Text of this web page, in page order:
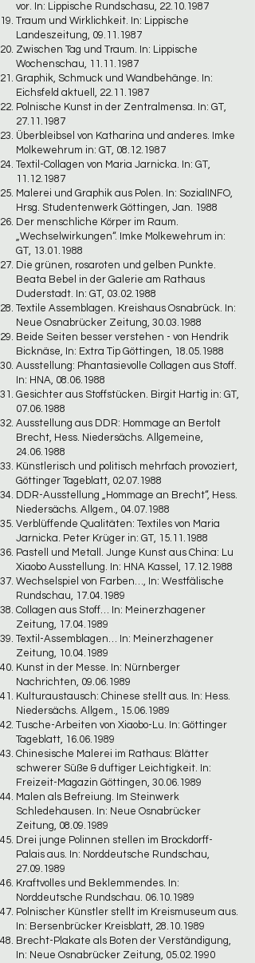
vor. In: Lippische Rundschasu, 22.10.1987
Traum und Wirklichkeit. In: Lippische
Landeszeitung, 09.11.1987
Zwischen Tag und Traum. In: Lippische
Wochenschau, 11.11.1987
Graphik, Schmuck und Wandbehänge. In:
Eichsfeld aktuell, 22.11.1987
Polnische Kunst in der Zentralmensa. In: GT,
27.11.1987
Überbleibsel von Katharina und anderes. Imke
Molkewehrum in: GT, 08.12.1987
Textil-Collagen von Maria Jarnicka. In: GT,
11.12.1987
Malerei und Graphik aus Polen. In: SozialINFO,
Hrsg. Studentenwerk Göttingen, Jan. 1988
Der menschliche Körper im Raum.
„Wechselwirkungen“. Imke Molkewehrum in:
GT, 13.01.1988
Die grünen, rosaroten und gelben Punkte.
Beata Bebel in der Galerie am Rathaus
Duderstadt. In: GT, 03.02.1988
Textile Assemblagen. Kreishaus Osnabrück. In:
Neue Osnabrücker Zeitung, 30.03.1988
Beide Seiten besser verstehen - von Hendrik
Bicknäse, In: Extra Tip Göttingen, 18.05.1988
Ausstellung: Phantasievolle Collagen aus Stoff.
In: HNA, 08.06.1988
Gesichter aus Stoffstücken. Birgit Hartig in: GT,
07.06.1988
Ausstellung aus DDR: Hommage an Bertolt
Brecht, Hess. Niedersächs. Allgemeine,
24.06.1988
Künstlerisch und politisch mehrfach provoziert,
Göttinger Tageblatt, 02.07.1988
DDR-Ausstellung „Hommage an Brecht“, Hess.
Niedersächs. Allgem., 04.07.1988
Verblüffende Qualitäten: Textiles von Maria
Jarnicka. Peter Krüger in: GT, 15.11.1988
Pastell und Metall. Junge Kunst aus China: Lu
Xiaobo Ausstellung. In: HNA Kassel, 17.12.1988
Wechselspiel von Farben…, In: Westfälische
Rundschau, 17.04.1989
Collagen aus Stoff… In: Meinerzhagener
Zeitung, 17.04.1989
Textil-Assemblagen… In: Meinerzhagener
Zeitung, 10.04.1989
Kunst in der Messe. In: Nürnberger
Nachrichten, 09.06.1989
Kulturaustausch: Chinese stellt aus. In: Hess.
Niedersächs. Allgem., 15.06.1989
Tusche-Arbeiten von Xiaobo-Lu. In: Göttinger
Tageblatt, 16.06.1989
Chinesische Malerei im Rathaus: Blätter
schwerer Süße & duftiger Leichtigkeit. In:
Freizeit-Magazin Göttingen, 30.06.1989
Malen als Befreiung. Im Steinwerk
Schledehausen. In: Neue Osnabrücker
Zeitung, 08.09.1989
Drei junge Polinnen stellen im Brockdorff-
Palais aus. In: Norddeutsche Rundschau,
27.09.1989
Kraftvolles und Beklemmendes. In:
Norddeutsche Rundschau. 06.10.1989
Polnischer Künstler stellt im Kreismuseum aus.
In: Bersenbrücker Kreisblatt, 28.10.1989
Brecht-Plakate als Boten der Verständigung,
In: Neue Osnabrücker Zeitung, 05.02.1990